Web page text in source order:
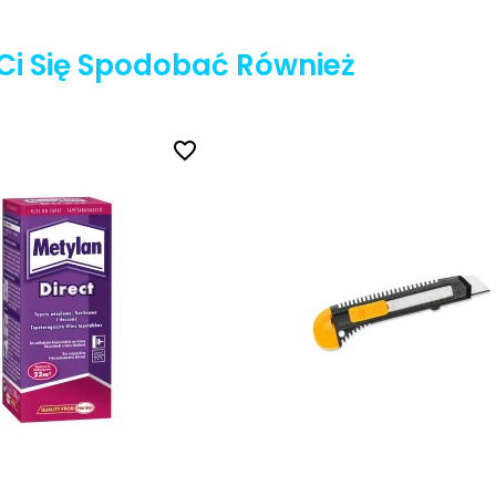
Się Spodobać Również
favorite_border